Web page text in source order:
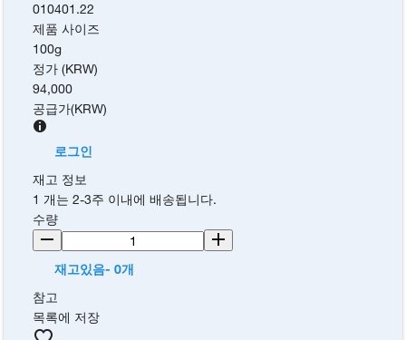
010401.22
제품 사이즈
100g
정가 (KRW)
94,000
공급가(KRW)
로그인
재고 정보
1 개는 2-3주 이내에 배송됩니다.
수량
재고있음- 0개
참고
목록에 저장